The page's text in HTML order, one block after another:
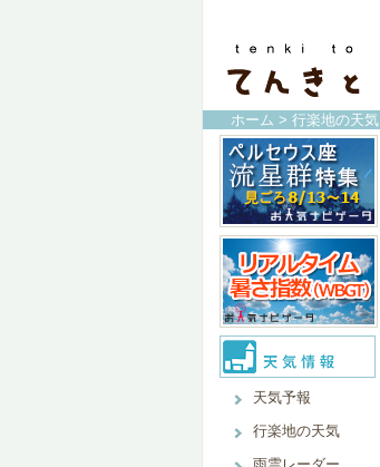
ホーム > 行楽地の天気
天気予報
行楽地の天気